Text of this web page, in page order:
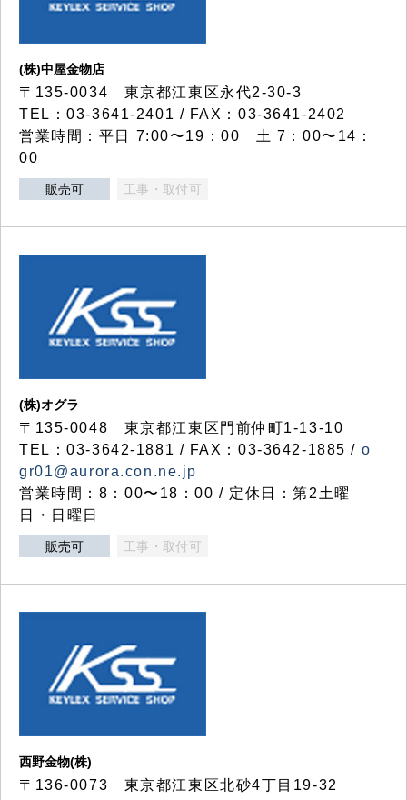
(株)中屋金物店
〒135-0034 東京都江東区永代2-30-3
TEL：03-3641-2401 / FAX：03-3641-2402
営業時間：平日 7:00〜19：00 土 7：00〜14：
00
販売可 工事・取付可
(株)オグラ
〒135-0048 東京都江東区門前仲町1-13-10
TEL：03-3642-1881 / FAX：03-3642-1885 / o
gr01@aurora.con.ne.jp
営業時間：8：00〜18：00 / 定休日：第2土曜
日・日曜日
販売可 工事・取付可
西野金物(株)
〒136-0073 東京都江東区北砂4丁目19-32